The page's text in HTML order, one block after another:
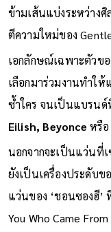
ข้ามเส้นแบ่งระหว่าง
ตีความใหม่ของ
เอกลักษณ์เฉพาะตัวข
เลือกมาร่วมงานทำใ
ซ้ำใคร จนเป็นแบรน
Eilish, Beyonce หรือ
นอกจากจะเป็นแว่นที่
ยังเป็นเครื่องประดับข
แว่นของ ‘ชอนซองฮี’
You Who Came